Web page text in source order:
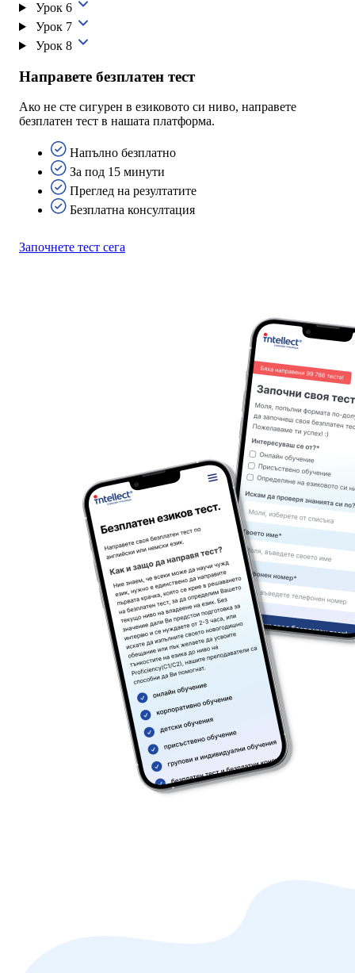
Урок 6
Урок 7
Урок 8
Направете безплатен тест
Ако не сте сигурен в езиковото си ниво, направете
безплатен тест в нашата платформа.
Напълно безплатно
За под 15 минути
Преглед на резултатите
Безплатна консултация
Започнете тест сега